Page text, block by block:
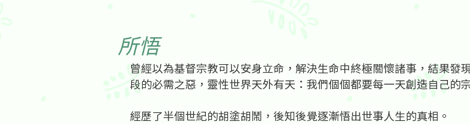
所悟
曾經以為基督宗教可以安身立命，解決生命中終極關懷諸事，結果發
段的必需之惡，靈性世界天外有天：我們個個都要每一天創造自己的
經歷了半個世紀的胡塗胡鬧，後知後覺逐漸悟出世事人生的真相。